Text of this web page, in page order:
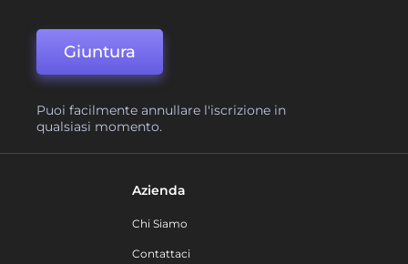
Giuntura
Puoi facilmente annullare l'iscrizione in
qualsiasi momento.
Azienda
Chi Siamo
Contattaci